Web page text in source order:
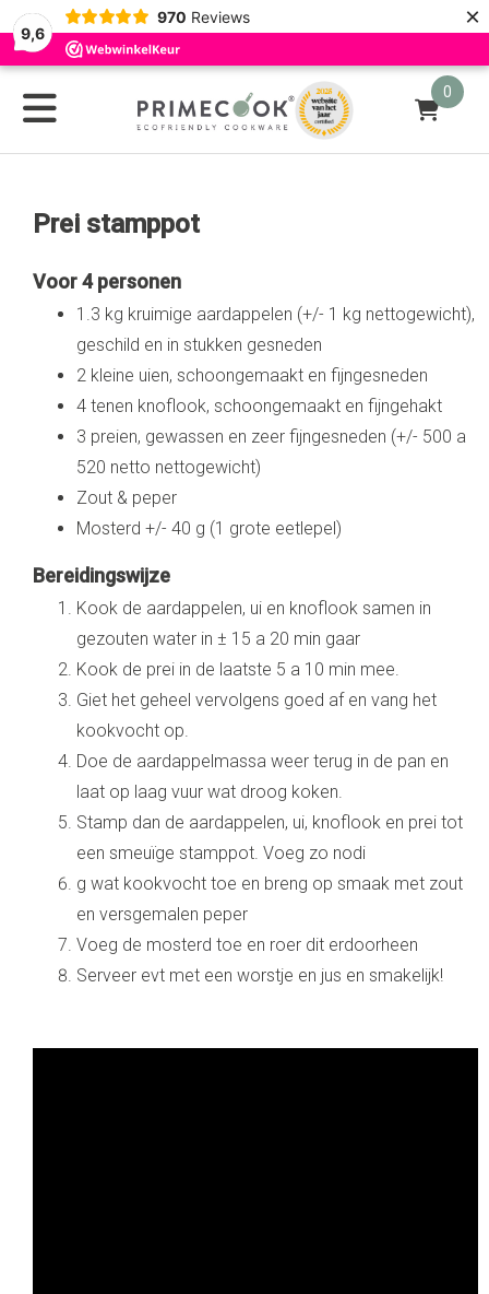
9,6
970 Reviews ×
0
Prei stamppot
Voor 4 personen
1.3 kg kruimige aardappelen (+/- 1 kg nettogewicht),
geschild en in stukken gesneden
2 kleine uien, schoongemaakt en fijngesneden
4 tenen knoflook, schoongemaakt en fijngehakt
3 preien, gewassen en zeer fijngesneden (+/- 500 a
520 netto nettogewicht)
Zout & peper
Mosterd +/- 40 g (1 grote eetlepel)
Bereidingswijze
Kook de aardappelen, ui en knoflook samen in
gezouten water in ± 15 a 20 min gaar
Kook de prei in de laatste 5 a 10 min mee.
Giet het geheel vervolgens goed af en vang het
kookvocht op.
Doe de aardappelmassa weer terug in de pan en
laat op laag vuur wat droog koken.
Stamp dan de aardappelen, ui, knoflook en prei tot
een smeuïge stamppot. Voeg zo nodi
g wat kookvocht toe en breng op smaak met zout
en versgemalen peper
Voeg de mosterd toe en roer dit erdoorheen
Serveer evt met een worstje en jus en smakelijk!